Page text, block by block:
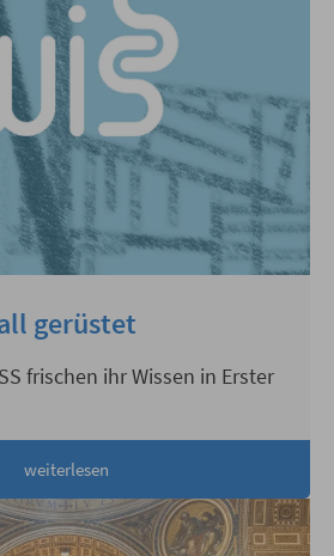
gerüstet
frischen ihr Wissen in Erster
weiterlesen